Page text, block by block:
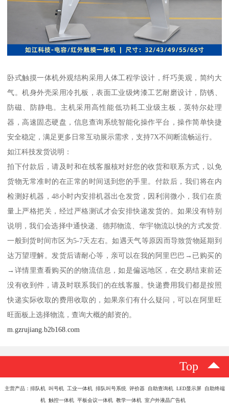
卧式触摸一体机外观结构采用人体工程学设计，纤巧美观，简约大
气。机身外壳采用冷扎板，表面工业级烤漆工艺耐磨设计，防锈、
防磁、防静电。主机采用高性能低功耗工业级主板，英特尔处理
器，高速固态硬盘，信息查询系统智能化操作平台，操作简单快捷
安全稳定，满足更多日常互动展示需求，支持7X不间断流畅运行。
如江科技发货说明：
拍下付款后，请及时和在线客服核对好您的收货和联系方式，以免
货物无常准时的在正常的时间送到您的手里。付款后，我们将在内
检测好机器，48小时内安排机器出仓发货，因利润微小，我们在质
量上严格把关，经过严格测试才会安排快递发货的。如果没有特别
说明，我们会选择中通快递、德邦物流、华宇物流以快的方式发货.
一般到货时间市区为5-7天左右。如遇天气等原因而导致货物延期到
达万望理解。发货后请耐心等，亲可以在我的阿里巴巴→已购买的
→详情里查看购买的的物流信息，如是偏远地区，在交易结束前还
没有收到件，请及时联系我们的在线客服。快递费用我们都是按照
快递实际收取的费用收取的，如果亲们有什么疑问，可以在阿里旺
旺面板上选择物流，查询大概的邮资的。
m.gzrujiang.b2b168.com
Top
主营产品：排队机 叫号机 工业一体机 排队叫号系统 评价器 自助查询机 LED显示屏 自助终端
机 触控一体机 平板会议一体机 教学一体机 室户外液晶广告机